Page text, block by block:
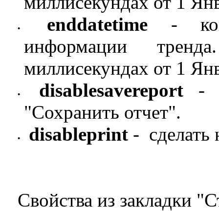
• enddatetime -
информации
миллисекундах от 1
• disablesavereport -
"Сохранить отчет".
• disableprint - сделать
Свойства из закладки